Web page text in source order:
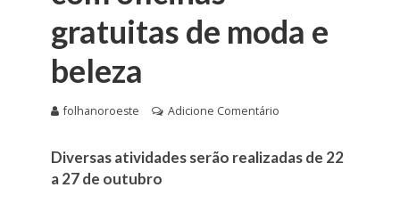
gratuitas de moda e
beleza
folhanoroeste Adicione Comentário
Diversas atividades serão realizadas de 22
a 27 de outubro